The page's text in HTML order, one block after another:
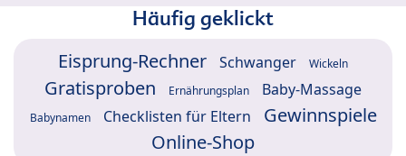
Häufig geklickt
Eisprung-Rechner Schwanger Wickeln
Gratisproben Ernährungsplan Baby-Massage
Babynamen Checklisten für Eltern
Gewinnspiele
Online-Shop